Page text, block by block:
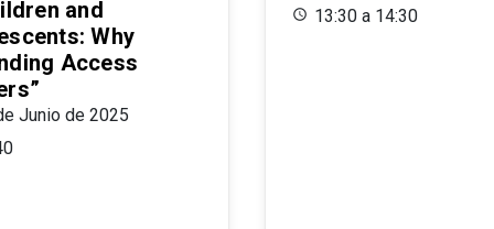
and
Why
Access
Junio de 2025
13:30 a 14:30